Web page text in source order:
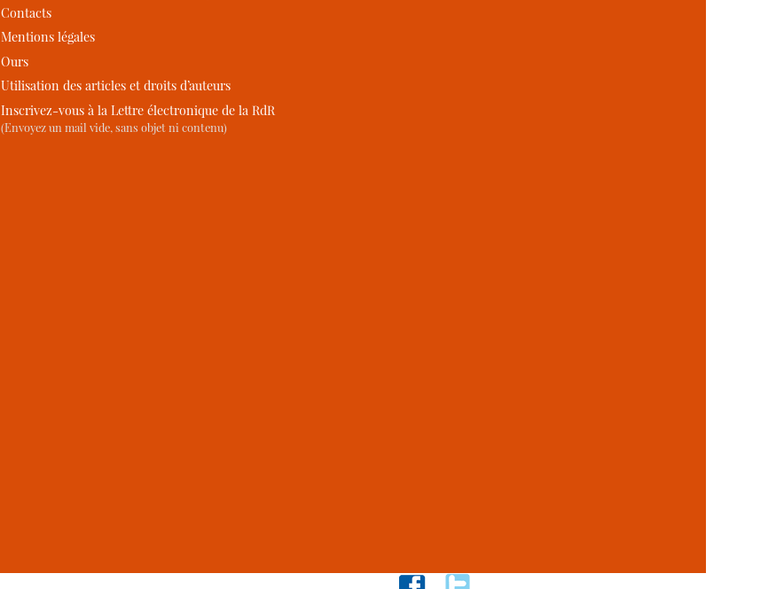
Contacts
Mentions légales
Ours
Utilisation des articles et droits d’auteurs
Inscrivez-vous à la Lettre électronique de la RdR
(Envoyez un mail vide, sans objet ni contenu)